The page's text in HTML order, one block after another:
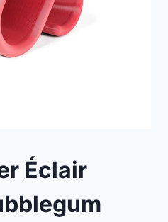
Éclair